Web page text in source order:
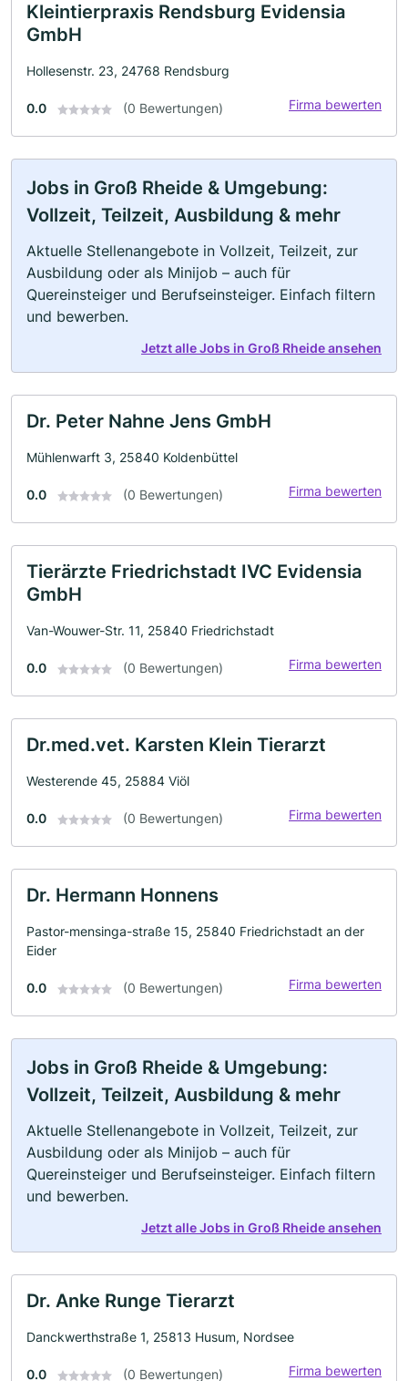
Kleintierpraxis Rendsburg Evidensia
GmbH
Hollesenstr. 23, 24768 Rendsburg
0.0 (0 Bewertungen) Firma bewerten
Jobs in Groß Rheide & Umgebung:
Vollzeit, Teilzeit, Ausbildung & mehr
Aktuelle Stellenangebote in Vollzeit, Teilzeit, zur
Ausbildung oder als Minijob – auch für
Quereinsteiger und Berufseinsteiger. Einfach filtern
und bewerben.
Jetzt alle Jobs in Groß Rheide ansehen
Dr. Peter Nahne Jens GmbH
Mühlenwarft 3, 25840 Koldenbüttel
0.0 (0 Bewertungen) Firma bewerten
Tierärzte Friedrichstadt IVC Evidensia
GmbH
Van-Wouwer-Str. 11, 25840 Friedrichstadt
0.0 (0 Bewertungen) Firma bewerten
Dr.med.vet. Karsten Klein Tierarzt
Westerende 45, 25884 Viöl
0.0 (0 Bewertungen) Firma bewerten
Dr. Hermann Honnens
Pastor-mensinga-straße 15, 25840 Friedrichstadt an der
Eider
0.0 (0 Bewertungen) Firma bewerten
Jobs in Groß Rheide & Umgebung:
Vollzeit, Teilzeit, Ausbildung & mehr
Aktuelle Stellenangebote in Vollzeit, Teilzeit, zur
Ausbildung oder als Minijob – auch für
Quereinsteiger und Berufseinsteiger. Einfach filtern
und bewerben.
Jetzt alle Jobs in Groß Rheide ansehen
Dr. Anke Runge Tierarzt
Danckwerthstraße 1, 25813 Husum, Nordsee
0.0 (0 Bewertungen) Firma bewerten